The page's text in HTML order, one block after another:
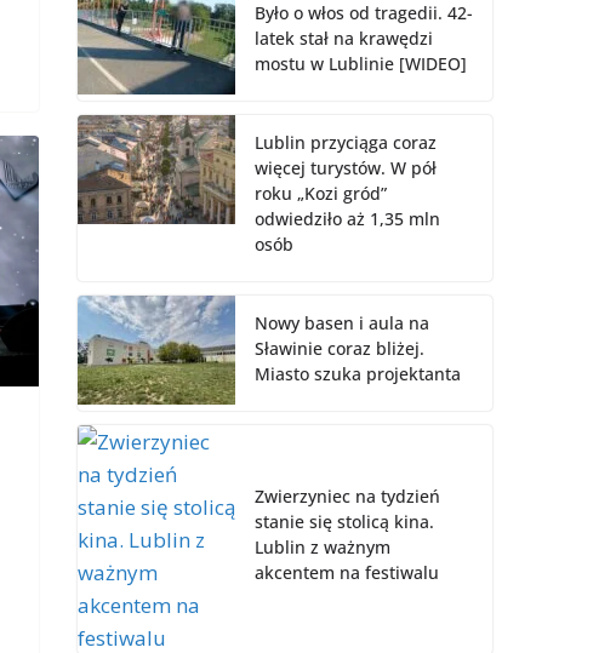
Było o włos od tragedii. 42-
latek stał na krawędzi
mostu w Lublinie [WIDEO]
Lublin przyciąga coraz
więcej turystów. W pół
roku „Kozi gród”
odwiedziło aż 1,35 mln
osób
Nowy basen i aula na
Sławinie coraz bliżej.
Miasto szuka projektanta
Zwierzyniec na tydzień
stanie się stolicą kina.
Lublin z ważnym
akcentem na festiwalu